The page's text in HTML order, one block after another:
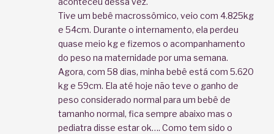
Tive um bebê macrossômico, veio com 4.825kg
e 54cm. Durante o internamento, ela perdeu
quase meio kg e fizemos o acompanhamento
do peso na maternidade por uma semana.
Agora, com 58 dias, minha bebê está com 5.620
kg e 59cm. Ela até hoje não teve o ganho de
peso considerado normal para um bebê de
tamanho normal, fica sempre abaixo mas o
pediatra disse estar ok…. Como tem sido o